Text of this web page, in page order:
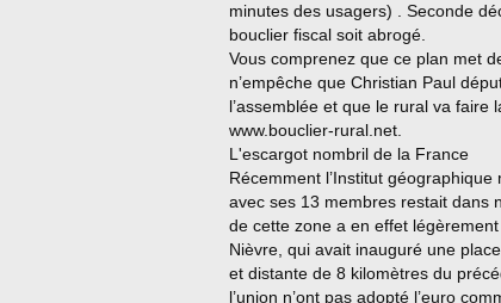
minutes des usagers) . Seconde
bouclier fiscal soit abrogé.
Vous comprenez que ce plan met
n’empêche que Christian Paul
l’assemblée et que le rural va
www.bouclier-rural.net.
L'escargot nombril de la France
Récemment l’Institut
avec ses 13 membres restait dans
de cette zone a en effet
Nièvre, qui avait inauguré une
et distante de 8 kilomètres du
l’union n’ont pas adopté l’euro